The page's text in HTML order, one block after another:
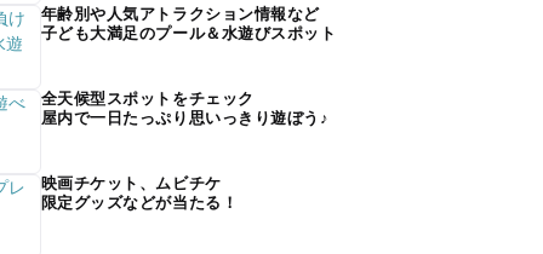
年齢別や人気アトラクション情報など
子ども大満足のプール＆水遊びスポット
全天候型スポットをチェック
屋内で一日たっぷり思いっきり遊ぼう♪
映画チケット、ムビチケ
限定グッズなどが当たる！